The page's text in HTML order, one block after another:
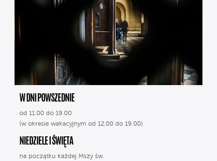
W DNI POWSZEDNIE
od 11.00 do 19.00
(w okresie wakacyjnym od 12.00 do 19.00)
NIEDZIELE I ŚWIĘTA
na początku każdej Mszy św.